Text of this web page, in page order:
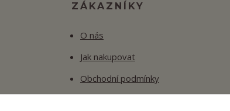
ZÁKAZNÍKY
O nás
Jak nakupovat
Obchodní podmínky